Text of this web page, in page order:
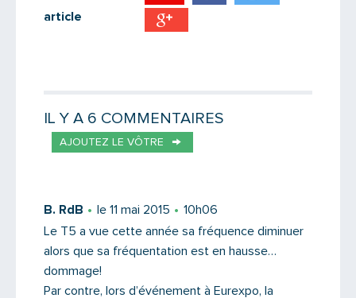
article
Message
IL Y A 6 COMMENTAIRES
AJOUTEZ LE VÔTRE
B. RdB le 11 mai 2015
10h06
Le T5 a vue cette année sa fréquence diminuer
alors que sa fréquentation est en hausse…
dommage!
Par contre, lors d’événement à Eurexpo, la